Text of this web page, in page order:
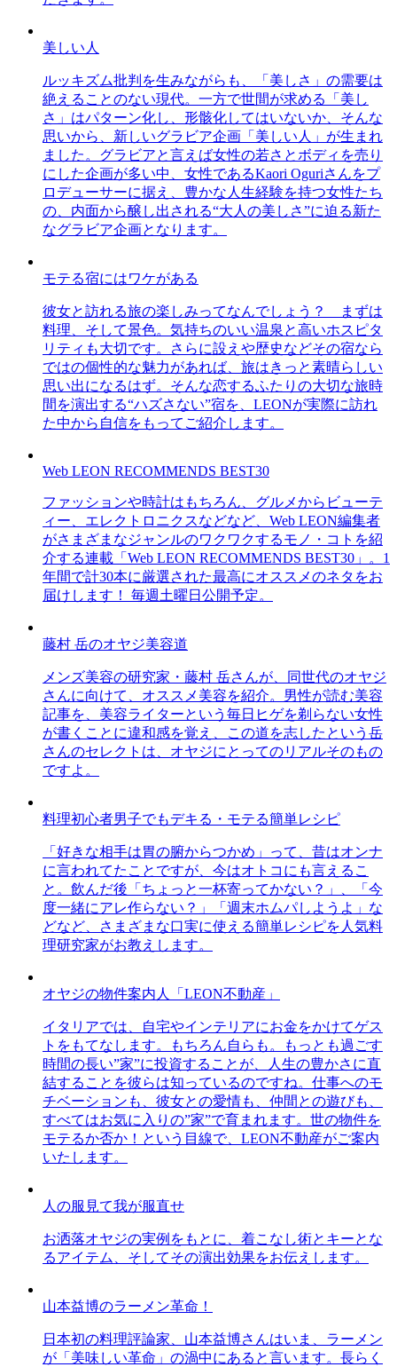
美しい人
ルッキズム批判を生みながらも、「美しさ」の需要は
絶えることのない現代。一方で世間が求める「美し
さ」はパターン化し、形骸化してはいないか、そんな
思いから、新しいグラビア企画「美しい人」が生まれ
ました。グラビアと言えば女性の若さとボディを売り
にした企画が多い中、女性であるKaori Oguriさんをプ
ロデューサーに据え、豊かな人生経験を持つ女性たち
の、内面から醸し出される“大人の美しさ”に迫る新た
なグラビア企画となります。
モテる宿にはワケがある
彼女と訪れる旅の楽しみってなんでしょう？ まずは
料理、そして景色。気持ちのいい温泉と高いホスピタ
リティも大切です。さらに設えや歴史などその宿なら
ではの個性的な魅力があれば、旅はきっと素晴らしい
思い出になるはず。そんな恋するふたりの大切な旅時
間を演出する“ハズさない”宿を、LEONが実際に訪れ
た中から自信をもってご紹介します。
Web LEON RECOMMENDS BEST30
ファッションや時計はもちろん、グルメからビューテ
ィー、エレクトロニクスなどなど、Web LEON編集者
がさまざまなジャンルのワクワクするモノ・コトを紹
介する連載「Web LEON RECOMMENDS BEST30」。1
年間で計30本に厳選された最高にオススメのネタをお
届けします！ 毎週土曜日公開予定。
藤村 岳のオヤジ美容道
メンズ美容の研究家・藤村 岳さんが、同世代のオヤジ
さんに向けて、オススメ美容を紹介。男性が読む美容
記事を、美容ライターという毎日ヒゲを剃らない女性
が書くことに違和感を覚え、この道を志したという岳
さんのセレクトは、オヤジにとってのリアルそのもの
ですよ。
料理初心者男子でもデキる・モテる簡単レシピ
「好きな相手は胃の腑からつかめ」って、昔はオンナ
に言われてたことですが、今はオトコにも言えるこ
と。飲んだ後「ちょっと一杯寄ってかない？」、「今
度一緒にアレ作らない？」「週末ホムパしようよ」な
どなど、さまざまな口実に使える簡単レシピを人気料
理研究家がお教えします。
オヤジの物件案内人「LEON不動産」
イタリアでは、自宅やインテリアにお金をかけてゲス
トをもてなします。もちろん自らも。もっとも過ごす
時間の長い”家”に投資することが、人生の豊かさに直
結することを彼らは知っているのですね。仕事へのモ
チベーションも、彼女との愛情も、仲間との遊びも、
すべてはお気に入りの”家”で育まれます。世の物件を
モテるか否か！という目線で、LEON不動産がご案内
いたします。
人の服見て我が服直せ
お洒落オヤジの実例をもとに、着こなし術とキーとな
るアイテム、そしてその演出効果をお伝えします。
山本益博のラーメン革命！
日本初の料理評論家、山本益博さんはいま、ラーメン
が「美味しい革命」の渦中にあると言います。長らく